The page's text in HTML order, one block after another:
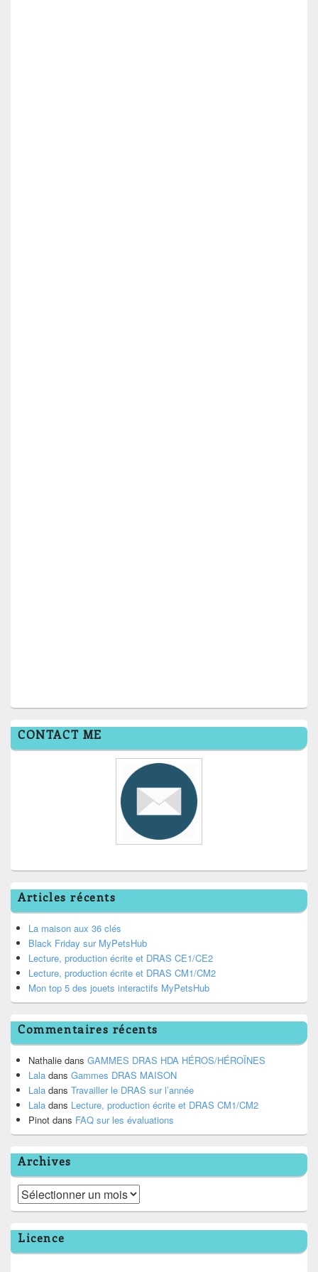
CONTACT ME
Articles récents
La maison aux 36 clés
Black Friday sur MyPetsHub
Lecture, production écrite et DRAS CE1/CE2
Lecture, production écrite et DRAS CM1/CM2
Mon top 5 des jouets interactifs MyPetsHub
Commentaires récents
Nathalie dans GAMMES DRAS HDA HÉROS/HÉROÏNES
Lala dans Gammes DRAS MAISON
Lala dans Travailler le DRAS sur l’année
Lala dans Lecture, production écrite et DRAS CM1/CM2
Pinot dans FAQ sur les évaluations
Archives
Archives
Licence